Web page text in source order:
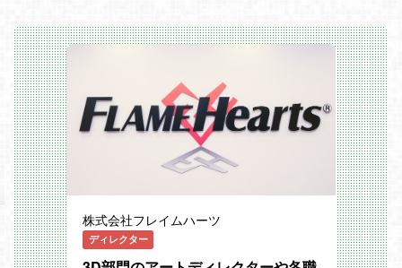
株式会社フレイムハーツ
ディレクター